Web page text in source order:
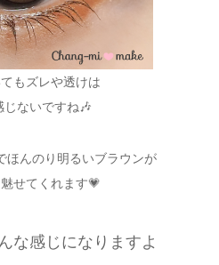
もズレや透けは
感じないですね🎶
ほんのり明るいブラウンが
せてくれます💗
な感じになりますよ